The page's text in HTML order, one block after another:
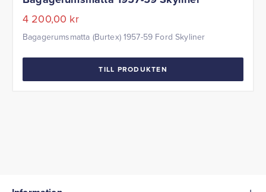
4 200,00 kr
Bagagerumsmatta (Burtex) 1957-59 Ford Skyliner
TILL PRODUKTEN